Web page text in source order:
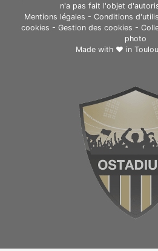
n'a pas fait l'objet
Mentions légales - Conditions
cookies - Gestion des cookies -
photo
Made with ❤ in